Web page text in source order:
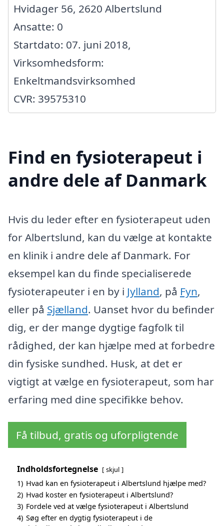
Hvidager 56, 2620 Albertslund
Ansatte: 0
Startdato: 07. juni 2018,
Virksomhedsform:
Enkeltmandsvirksomhed
CVR: 39575310
Find en fysioterapeut i
andre dele af Danmark
Hvis du leder efter en fysioterapeut uden
for Albertslund, kan du vælge at kontakte
en klinik i andre dele af Danmark. For
eksempel kan du finde specialiserede
fysioterapeuter i en by i Jylland, på Fyn,
eller på Sjælland. Uanset hvor du befinder
dig, er der mange dygtige fagfolk til
rådighed, der kan hjælpe med at forbedre
din fysiske sundhed. Husk, at det er
vigtigt at vælge en fysioterapeut, som har
erfaring med dine specifikke behov.
Få tilbud, gratis og uforpligtende
Indholdsfortegnelse skjul
1) Hvad kan en fysioterapeut i Albertslund hjælpe med?
2) Hvad koster en fysioterapeut i Albertslund?
3) Fordele ved at vælge fysioterapeut i Albertslund
4) Søg efter en dygtig fysioterapeut i de